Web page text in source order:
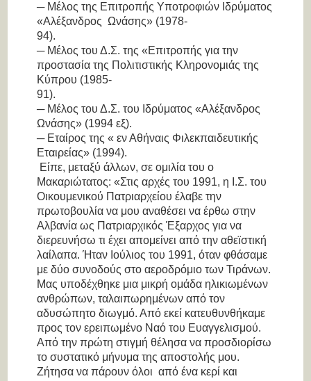
─ Μέλος της Επιτροπής Υποτροφιών Ιδρύματος
«Αλέξανδρος Ωνάσης» (1978-
─ Μέλος του Δ.Σ. της «Επιτροπής για την
προστασία της Πολιτιστικής Κληρονομιάς της
Κύπρου (1985-
91).
─ Μέλος του Δ.Σ. του Ιδρύματος «Αλέξανδρος
Ωνάσης» (1994 εξ).
─ Εταίρος της « εν Αθήναις Φιλεκπαιδευτικής
Εταιρείας» (1994).
Είπε, μεταξύ άλλων, σε ομιλία του ο
Μακαριώτατος: «Στις αρχές του 1991, η Ι.Σ. του
Οικουμενικού Πατριαρχείου έλαβε την
πρωτοβουλία να μου αναθέσει να έρθω στην
Αλβανία ως Πατριαρχικός Έξαρχος για να
διερευνήσω τι έχει απομείνει από την αθεϊστική
λαίλαπα. Ήταν Ιούλιος του 1991, όταν φθάσαμε
με δύο συνοδούς στο αεροδρόμιο των Τιράνων.
Μας υποδέχθηκε μια μικρή ομάδα ηλικιωμένων
ανθρώπων, ταλαιπωρημένων από τον
αδυσώπητο διωγμό. Από εκεί κατευθυνθήκαμε
προς τον ερειπωμένο Ναό του Ευαγγελισμού.
Από την πρώτη στιγμή θέλησα να προσδιορίσω
το συστατικό μήνυμα της αποστολής μου.
Ζήτησα να πάρουν όλοι από ένα κερί και